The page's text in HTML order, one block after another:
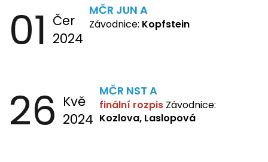
01 Čer
2024
MČR JUN A
Závodnice: Kopfstein
26 Kvě
2024
MČR NST A
finální rozpis Závodnice:
Kozlova, Laslopová